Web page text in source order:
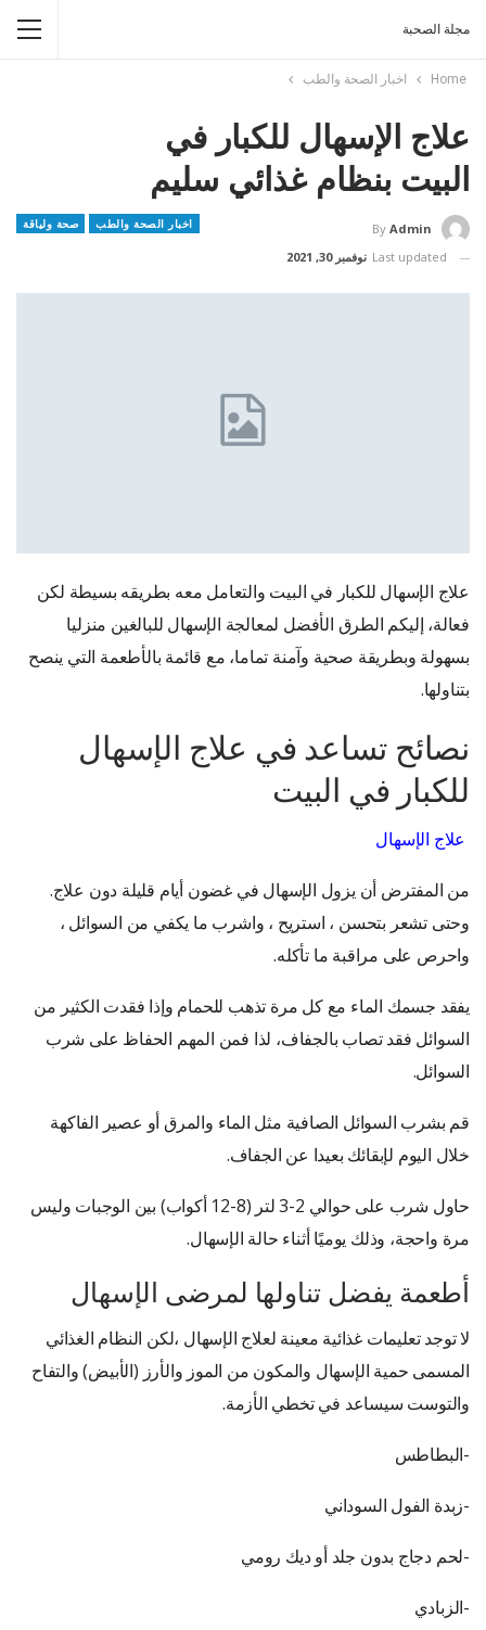
مجلة الصحبة
Home اخبار الصحة والطب
علاج الإسهال للكبار في
البيت بنظام غذائي سليم
اخبار الصحة والطب صحة ولياقة By Admin
Last updated نوفمبر 30, 2021
علاج الإسهال للكبار في البيت والتعامل معه بطريقه بسيطة لكن
فعالة، إليكم الطرق الأفضل لمعالجة الإسهال للبالغين منزليا
بسهولة وبطريقة صحية وآمنة تماما، مع قائمة بالأطعمة التي ينصح
بتناولها.
نصائح تساعد في علاج الإسهال
للكبار في البيت
علاج الإسهال
من المفترض أن يزول الإسهال في غضون أيام قليلة دون علاج.
وحتى تشعر بتحسن ، استريح ، واشرب ما يكفي من السوائل ،
واحرص على مراقبة ما تأكله.
يفقد جسمك الماء مع كل مرة تذهب للحمام وإذا فقدت الكثير من
السوائل فقد تصاب بالجفاف، لذا فمن المهم الحفاظ على شرب
السوائل.
قم بشرب السوائل الصافية مثل الماء والمرق أو عصير الفاكهة
خلال اليوم لإبقائك بعيدا عن الجفاف.
حاول شرب على حوالي 2-3 لتر (8-12 أكواب) بين الوجبات وليس
مرة واحجة، وذلك يوميًا أثناء حالة الإسهال.
أطعمة يفضل تناولها لمرضى الإسهال
لا توجد تعليمات غذائية معينة لعلاج الإسهال ،لكن النظام الغذائي
المسمى حمية الإسهال والمكون من الموز والأرز (الأبيض) والتفاح
والتوست سيساعد في تخطي الأزمة.
-البطاطس
-زبدة الفول السوداني
-لحم دجاج بدون جلد أو ديك رومي
-الزبادي